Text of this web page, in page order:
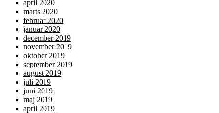
april 2020
marts 2020
februar 2020
januar 2020
december 2019
november 2019
oktober 2019
september 2019
august 2019
juli 2019
juni 2019
maj 2019
april 2019